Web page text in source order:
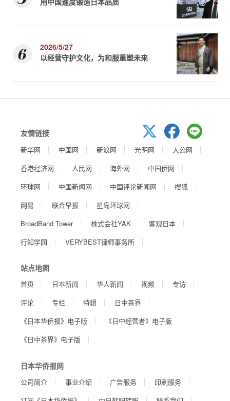
2026/5/27
以经营守护文化，为和服重塑未来
友情链接
新华网 中国网 新浪网 光明网
大公网
香港经济网
人民网 海外网
中国侨网
环球网
中国新闻网 中国评论新闻网
搜狐
网易
联合早报
星岛环球网
BroadBand Tower
株式会社YAK
客观日本
行知学园
VERYBEST律师事务所
站点地图
首页 日本新闻 华人新闻 视频
专访
评论
专栏 特辑
日中茶界
《日本华侨报》电子版
《日中经营者》电子版
《日中茶界》电子版
日本华侨报网
公司简介 事业介绍 广告服务
印刷服务